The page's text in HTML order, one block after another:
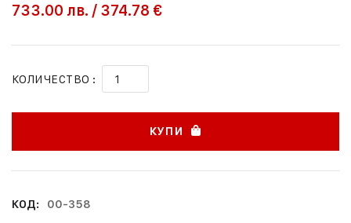
733.00 лв. / 374.78 €
КОЛИЧЕСТВО :
КУПИ
КОД:
00-358